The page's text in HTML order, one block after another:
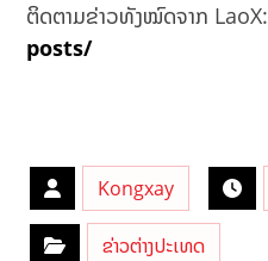
ຕິດຕາມຂ່າວທັງໝົດຈາກ LaoX:
posts/
Kongxay
ຂ່າວຕ່າງປະເທດ